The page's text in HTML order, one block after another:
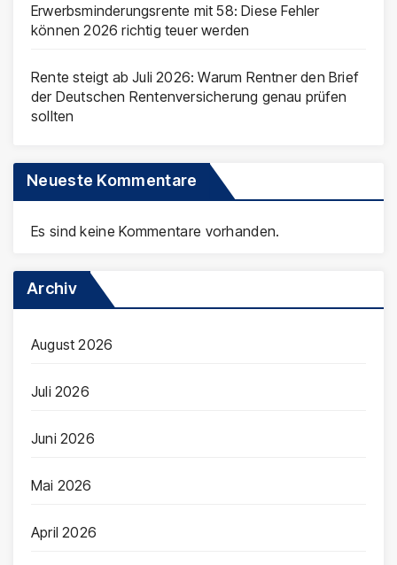
Erwerbsminderungsrente mit 58: Diese Fehler
können 2026 richtig teuer werden
Rente steigt ab Juli 2026: Warum Rentner den Brief
der Deutschen Rentenversicherung genau prüfen
sollten
Neueste Kommentare
Es sind keine Kommentare vorhanden.
Archiv
August 2026
Juli 2026
Juni 2026
Mai 2026
April 2026